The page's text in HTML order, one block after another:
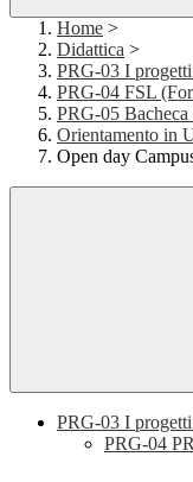
Home >
Didattica >
PRG-03 I
PRG-04 FSL
PRG-05
Orientamento in
Open day
PRG-03 I
PRG-04